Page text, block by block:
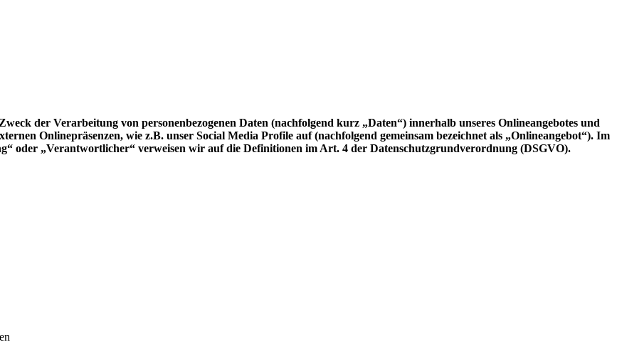
der Verarbeitung von personenbezogenen Daten (nachfolgend kurz „Daten“) innerhalb unseres Onlineangebotes und
Onlinepräsenzen, wie z.B. unser Social Media Profile auf (nachfolgend gemeinsam bezeichnet als „Onlineangebot“). Im
oder „Verantwortlicher“ verweisen wir auf die Definitionen im Art. 4 der Datenschutzgrundverordnung (DSGVO).